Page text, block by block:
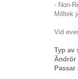
- Non-
Milltek
Vid
Typ av
Ändrör